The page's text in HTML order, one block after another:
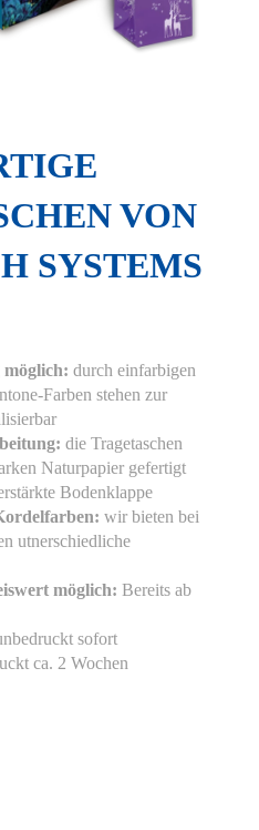
VON
SYSTEMS
durch einfarbigen
Farben stehen zur
die Tragetaschen
Naturpapier gefertigt
Bodenklappe
wir bieten bei
utnerschiedliche
möglich: Bereits ab
sofort
ca. 2 Wochen